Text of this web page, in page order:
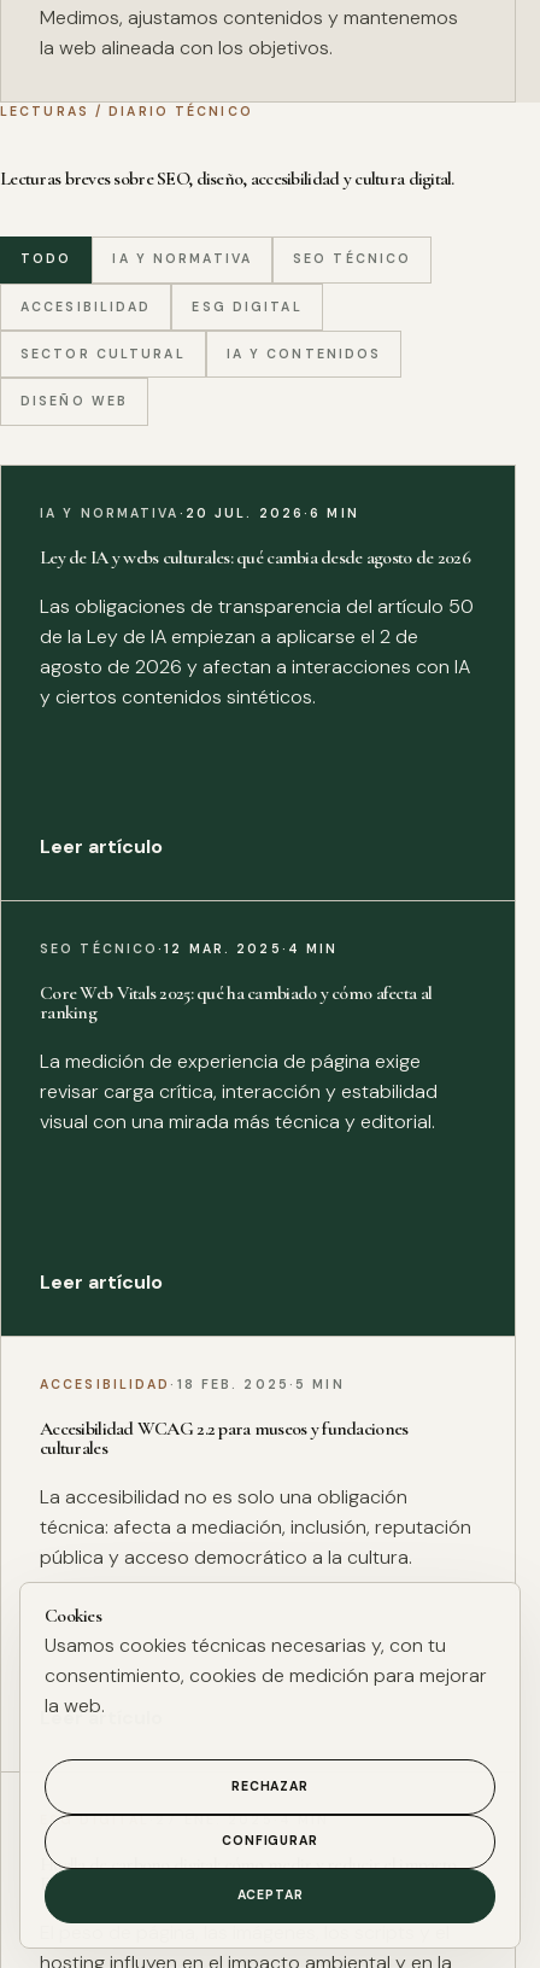
Medimos, ajustamos contenidos y mantenemos
la web alineada con los objetivos.
LECTURAS / DIARIO TÉCNICO
Lecturas breves sobre SEO, diseño, accesibilidad y cultura digital.
TODO IA Y NORMATIVA SEO TÉCNICO
ACCESIBILIDAD ESG DIGITAL
SECTOR CULTURAL IA Y CONTENIDOS
DISEÑO WEB
IA Y NORMATIVA · 20 JUL. 2026·6 MIN
Ley de IA y webs culturales: qué cambia desde agosto de 2026
Las obligaciones de transparencia del artículo 50
de la Ley de IA empiezan a aplicarse el 2 de
agosto de 2026 y afectan a interacciones con IA
y ciertos contenidos sintéticos.
Leer artículo
SEO TÉCNICO·12 MAR. 2025 · 4 MIN
Core Web Vitals 2025: qué ha cambiado y cómo afecta al
ranking
La medición de experiencia de página exige
revisar carga crítica, interacción y estabilidad
visual con una mirada más técnica y editorial.
Leer artículo
ACCESIBILIDAD · 18 FEB. 2025 · 5 MIN
Accesibilidad WCAG 2.2 para museos y fundaciones
culturales
La accesibilidad no es solo una obligación
técnica: afecta a mediación, inclusión, reputación
pública y acceso democrático a la cultura.
Leer artículo
ESG DIGITAL·27 ENE. 2025·4 MIN
Huella de carbono digital: cómo medir y reducir el impacto
ESG de una web
El peso de página, las imágenes, los scripts y el
hosting influyen en el impacto ambiental y en la
Cookies
Usamos cookies técnicas necesarias y, con tu
consentimiento, cookies de medición para mejorar
la web.
RECHAZAR
CONFIGURAR
ACEPTAR